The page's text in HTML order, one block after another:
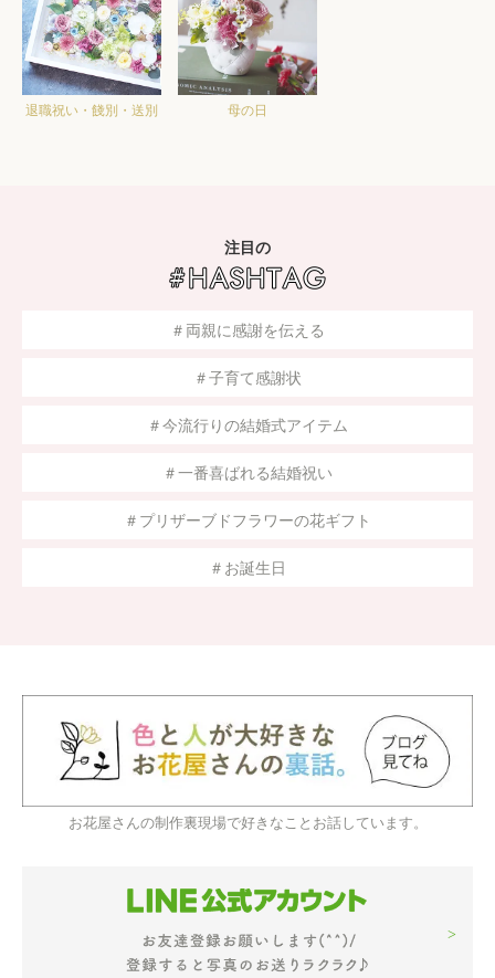
退職祝い・餞別・送別 母の日
注目の
＃両親に感謝を伝える
＃子育て感謝状
＃今流行りの結婚式アイテム
＃一番喜ばれる結婚祝い
＃プリザーブドフラワーの花ギフト
＃お誕生日
お花屋さんの制作裏現場で好きなことお話しています。